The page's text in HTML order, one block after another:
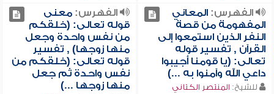
الفهرس:المعاني
المفهومة من قصة
النفر الذين استمعوا إلى
القرآن , تفسير قوله
تعالى: (يا قومنا أجيبوا
داعي الله وآمنوا به ...)
للشيخ: المنتصر الكتاني
الفهرس:معنى
قوله تعالى: (خلقكم
من نفس واحدة وجعل
منها زوجها) , تفسير
قوله تعالى: (خلقكم من
نفس واحدة ثم جعل
منها زوجها ...)